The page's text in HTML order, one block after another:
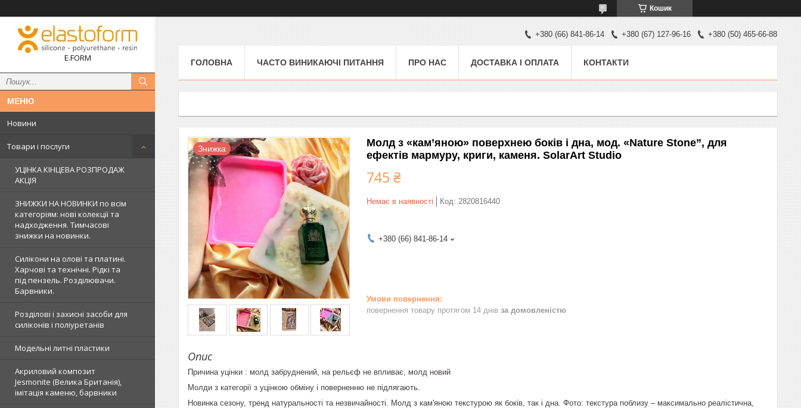
Кошик
E.FORM
Новини
Товари і послуги
УЦІНКА КІНЦЕВА РОЗПРОДАЖ
АКЦІЯ
ЗНИЖКИ НА НОВИНКИ по всім
категоріям: нові колекцїї та
надходження. Тимчасові
знижки на новинки.
Силікони на олові та платині.
Харчові та технічні. Рідкі та
під пензель. Розділювачи.
Барвники.
Розділові і захисні засоби для
силіконів і поліуретанів
Модельні литні пластики
Акриловий композит
Jesmonite (Велика Британія),
імітація каменю, барвники
+380 (66) 841-86-14 +380 (67) 127-96-16 +380 (50) 465-66-88
ГОЛОВНА ЧАСТО ВИНИКАЮЧІ ПИТАННЯ ПРО НАС ДОСТАВКА І ОПЛАТА КОНТАКТИ
Знижка
Молд з «кам’яною» поверхнею боків і дна, мод. «Nature Stone”, для
ефектів мармуру, криги, каменя. SolarArt Studio
745 ₴
Немає в наявності Код: 2820816440
+380 (66) 841-86-14
повернення товару протягом 14 днів за домовленістю
Опис
Причина уцінки : молд забруднений, на рельєф не впливає, молд новий
Молди з категорії з уцінкою обміну і поверненню не підлягають.
Новинка сезону, тренд натуральності та незвичайності. Молд з кам'яною текстурою як боків, так і дна. Фото: текстура поблизу – максимально реалістична,